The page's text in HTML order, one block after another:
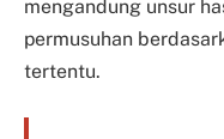
mengandung unsur
permusuhan
tertentu.